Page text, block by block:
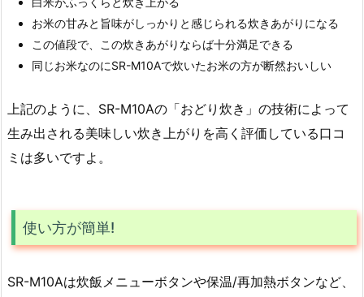
お米の甘みと旨味がしっかりと感じられる炊きあがりになる
この値段で、この炊きあがりならば十分満足できる
同じお米なのにSR-M10Aで炊いたお米の方が断然おいしい
上記のように、SR-M10Aの「おどり炊き」の技術によって
生み出される美味しい炊き上がりを高く評価している口コ
ミは多いですよ。
使い方が簡単!
SR-M10Aは炊飯メニューボタンや保温/再加熱ボタンなど、